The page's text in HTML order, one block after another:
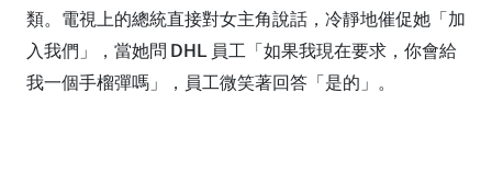
類。電視上的總統直接對女主角說話，冷靜地催促她「加
入我們」，當她問 DHL 員工「如果我現在要求，你會給
我一個手榴彈嗎」，員工微笑著回答「是的」。